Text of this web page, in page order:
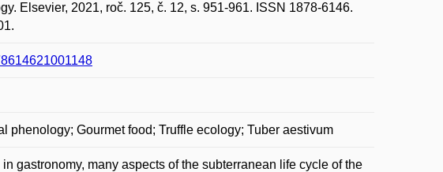
Elsevier, 2021, roč. 125, č. 12, s. 951-961. ISSN 1878-6146.
Gourmet food; Truffle ecology; Tuber aestivum
gastronomy, many aspects of the subterranean life cycle of the